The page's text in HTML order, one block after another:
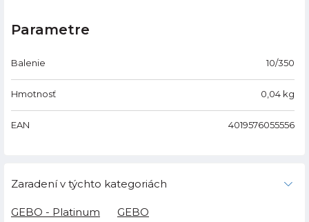
Parametre
Balenie 10/350
Hmotnosť 0,04 kg
EAN 4019576055556
Zaradení v týchto kategoriách
GEBO - Platinum GEBO